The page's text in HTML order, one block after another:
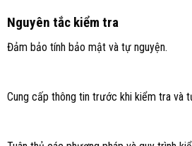
Nguyên tắc kiểm tra
Đảm bảo tính bảo mật và tự nguyện.
Cung cấp thông tin trước khi kiểm tra và